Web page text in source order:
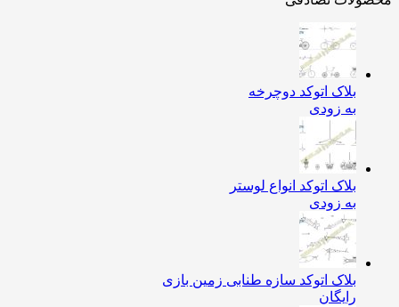
بلاک اتوکد دوچرخه
به زودی
بلاک اتوکد انواع لوستر
به زودی
بلاک اتوکد سازه طنابی زمین بازی
رایگان